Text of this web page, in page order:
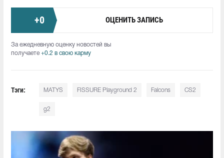
+0 ОЦЕНИТЬ ЗАПИСЬ
За ежедневную оценку новостей вы
получаете +0.2 в свою карму
Тэги: MATYS FISSURE Playground 2 Falcons CS2
g2